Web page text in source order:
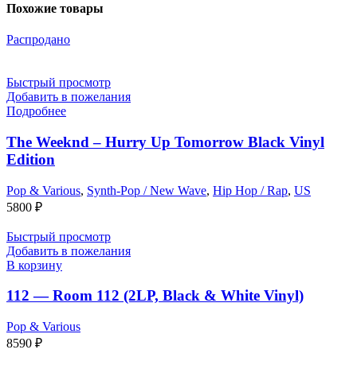
Похожие товары
Распродано
Быстрый просмотр
Добавить в пожелания
Подробнее
The Weeknd – Hurry Up Tomorrow Black Vinyl
Edition
Pop & Various, Synth-Pop / New Wave, Hip Hop / Rap, US
5800 ₽
Быстрый просмотр
Добавить в пожелания
В корзину
112 — Room 112 (2LP, Black & White Vinyl)
Pop & Various
8590 ₽